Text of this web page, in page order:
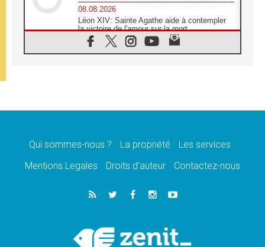
08.08.2026
Léon XIV: Sainte Agathe aide à contempler
la victoire de l'amour sur la mort
08.08.2026
«Relancer l'empathie», le projet Triennal d'art
08.08.2026
07.08.2026
Calapan devient un diocèse
Congo-Brazzaville: le 15 août, entre solennité
de l'Assomption et mémoire nationale
«La paix commence par l'empathie» estime
le cardinal Parolin
Qui sommes-nous ? La propriété
Les services
Mentions Legales
Droits d’auteur Contactez-nous